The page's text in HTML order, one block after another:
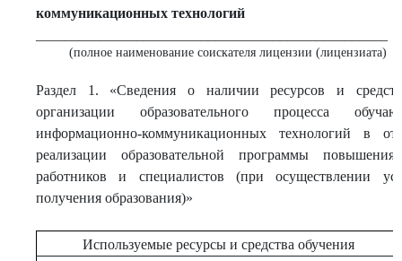
коммуникационных технологий
(полное наименование соискателя лицензии (лицензиата)
Раздел 1. «Сведения о наличии ресурсов и
организации образовательного процесса
информационно-коммуникационных технологий в
реализации образовательной программы
работников и специалистов (при осуществлении
получения образования)»
Используемые ресурсы и средства обучения